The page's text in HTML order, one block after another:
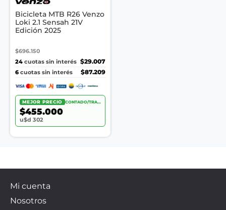
Bicicleta MTB R26 Venzo
Loki 2.1 Sensah 21V
Edición 2025
$696.150
24 cuotas sin interés $29.007
6 cuotas sin interés $87.209
MEJOR PRECIO CONTADO/TRANSF.
$455.000
u$d 302
Mi cuenta
Nosotros